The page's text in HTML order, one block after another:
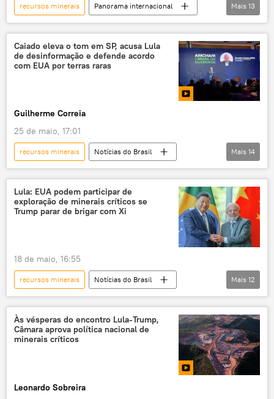
reindustrialização
recursos minerais
Panorama internacional
Américas
EUA
Europa
G7
minerais críticos
metais de terras raras
indústria
União Europeia
Mais 13
Caiado eleva o tom em SP, acusa Lula
de desinformação e defende acordo
com EUA por terras raras
Guilherme Correia
25 de maio, 17:01
recursos minerais
Notícias do Brasil
Américas
Ronaldo Caiado
Luiz Inácio Lula da Silva
Estados Unidos
Goiás
Brasil
metais de terras raras
minerais críticos
minerais
Mais 14
Lula: EUA podem participar de
exploração de minerais críticos se
Trump parar de brigar com Xi
18 de maio, 16:55
recursos minerais
Notícias do Brasil
Donald Trump
Luiz Inácio Lula da Silva
Xi Jinping
Brasil
Estados Unidos
China
terras raras
exploração
Mais 12
Às vésperas do encontro Lula-Trump,
Câmara aprova política nacional de
minerais críticos
Leonardo Sobreira